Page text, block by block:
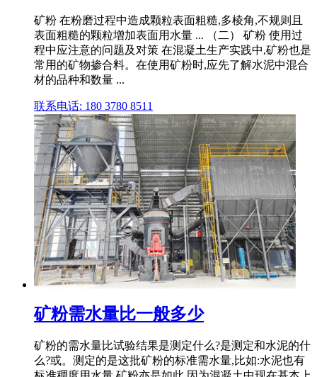
矿粉 在粉磨过程中造成颗粒表面粗糙,多棱角,不规则且
表面粗糙的颗粒增加表面用水量 ... （二） 矿粉 使用过
程中应注意的问题及对策 在混凝土生产实践中,矿粉也是
常用的矿物掺合料。在使用矿粉时,应先了解水泥中混合
材的品种和数量 ...
联系电话: 180 3780 8511
矿粉需水量比一般多少
矿粉的需水量比试验结果是测定什么?是测定和水泥的什
么?或。测定的是这批矿粉的标准需水量,比如:水泥也有